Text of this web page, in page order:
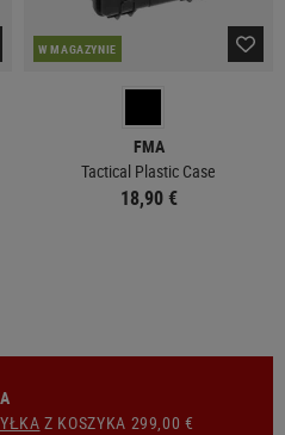
W MAGAZYNIE
FMA
Tactical Plastic Case
18,90 €
Z KOSZYKA 299,00 €